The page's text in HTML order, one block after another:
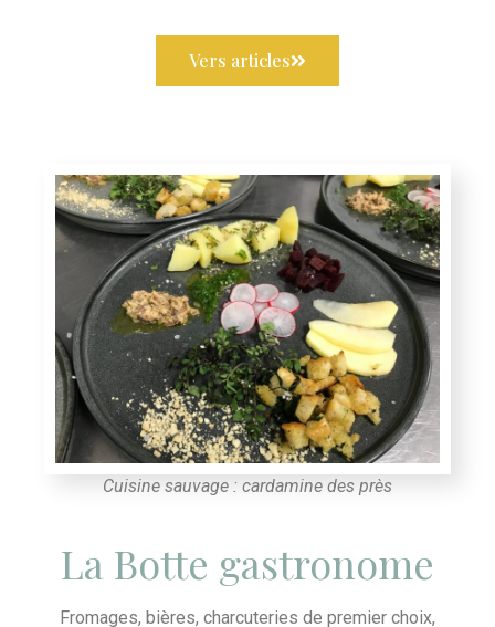
Vers articles
La Botte gastronome
Fromages, bières, charcuteries de premier choix,
Cuisine sauvage : cardamine des près